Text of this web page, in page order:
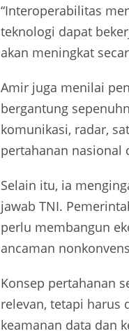
“Interoperabilitas
teknologi dapat
akan meningkat
Amir juga menilai
bergantung
komunikasi, radar,
pertahanan nasional
Selain itu, ia
jawab TNI.
perlu membangun
ancaman
Konsep pertahanan
relevan, tetapi harus
keamanan data dan